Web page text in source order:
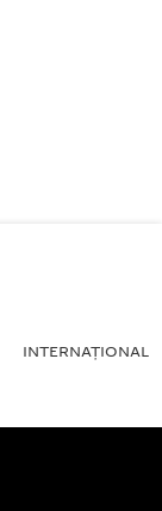
INTERNAŢIONAL